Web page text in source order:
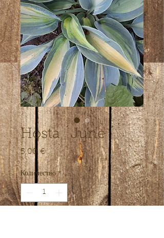
Hosta ´June ´
5,00 €Цена
Количество *